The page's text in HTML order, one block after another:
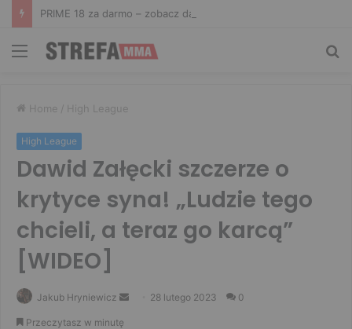
Menu
Home / High League
High League
Dawid Załęcki szczerze o
krytyce syna! „Ludzie tego
chcieli, a teraz go karcą”
[WIDEO]
Jakub Hryniewicz
Send 28 lutego 2023 0
Przeczytasz w minutę